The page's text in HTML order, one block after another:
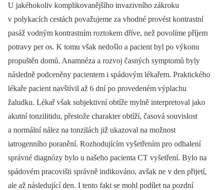
U jakéhokoliv komplikovanějšího invazivního zákroku
v polykacích cestách považujeme za vhodné provést kontrastní
pasáž vodným kontrastním roztokem dříve, než povolíme příjem
potravy per os. K tomu však nedošlo a pacient byl po výkonu
propuštěn domů. Anamnéza a rozvoj časných symptomů byly
následně podceněny pacientem i spádovým lékařem. Praktického
lékaře pacient navštívil až 6 dní po provedeném výplachu
žaludku. Lékař však subjektivní obtíže mylně interpretoval jako
akutní tonzilitidu, přestože charakter obtíží, časová souvislost
a normální nález na tonzilách již ukazoval na možnost
iatrogenního poranění. Rozhodujícím vyšetřením pro odhalení
správné diagnózy bylo u našeho pacienta CT vyšetření. Bylo na
spádovém pracovišti správně indikováno, avšak ne v den přijetí,
ale až následující den. I tento fakt se mohl podílet na pozdní